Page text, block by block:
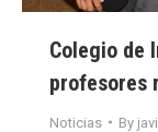
Colegio de
profesores
Noticias By